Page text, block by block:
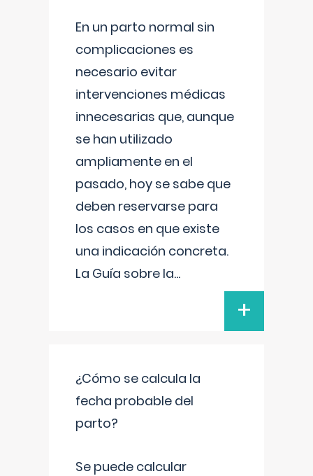
En un parto normal sin
complicaciones es
necesario evitar
intervenciones médicas
innecesarias que, aunque
se han utilizado
ampliamente en el
pasado, hoy se sabe que
deben reservarse para
los casos en que existe
una indicación concreta.
La Guía sobre la...
+
¿Cómo se calcula la
fecha probable del
parto?
Se puede calcular